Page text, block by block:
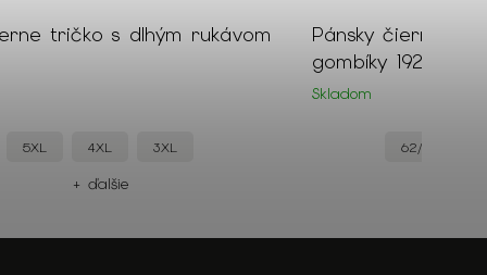
tričko s dlhým rukávom
5XL 4XL 3XL
+ ďalšie
Pánsky čierny
gombíky 19251
Skladom
62/182